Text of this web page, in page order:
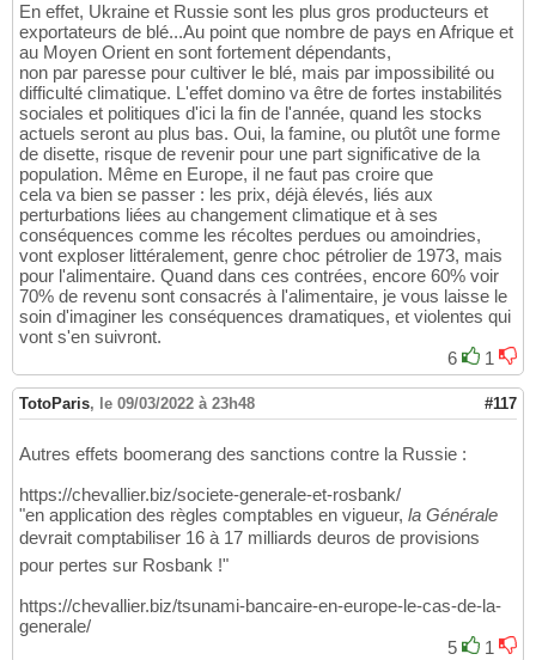
En effet, Ukraine et Russie sont les plus gros producteurs et
exportateurs de blé...Au point que nombre de pays en Afrique et
au Moyen Orient en sont fortement dépendants,
non par paresse pour cultiver le blé, mais par impossibilité ou
difficulté climatique. L'effet domino va être de fortes instabilités
sociales et politiques d'ici la fin de l'année, quand les stocks
actuels seront au plus bas. Oui, la famine, ou plutôt une forme
de disette, risque de revenir pour une part significative de la
population. Même en Europe, il ne faut pas croire que
cela va bien se passer : les prix, déjà élevés, liés aux
perturbations liées au changement climatique et à ses
conséquences comme les récoltes perdues ou amoindries,
vont exploser littéralement, genre choc pétrolier de 1973, mais
pour l'alimentaire. Quand dans ces contrées, encore 60% voir
70% de revenu sont consacrés à l'alimentaire, je vous laisse le
soin d'imaginer les conséquences dramatiques, et violentes qui
vont s'en suivront.
6
1
TotoParis, le 09/03/2022 à 23h48 #117
Autres effets boomerang des sanctions contre la Russie :
https://chevallier.biz/societe-generale-et-rosbank/
"en application des règles comptables en vigueur, la Générale
devrait comptabiliser 16 à 17 milliards deuros de provisions
pour pertes sur Rosbank !"
https://chevallier.biz/tsunami-bancaire-en-europe-le-cas-de-la-
generale/
5
1